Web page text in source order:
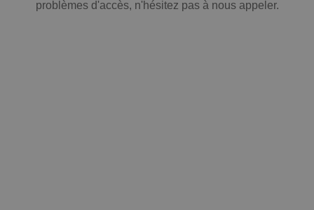
problèmes d'accès, n'hésitez pas à nous appeler.